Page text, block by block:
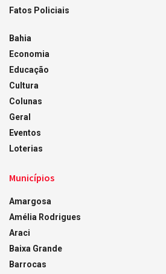
Fatos Policiais
Bahia
Economia
Educação
Cultura
Colunas
Geral
Eventos
Loterias
Municípios
Amargosa
Amélia Rodrigues
Araci
Baixa Grande
Barrocas